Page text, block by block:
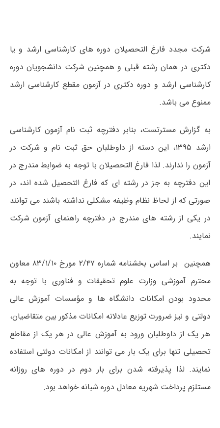
شرکت مجدد فارغ التحصیلان دوره های کارشناسی ارشد و یا
دکتری در همان رشته قبلی و همچنین شرکت دانشجویان دوره
کارشناسی ارشد و دوره دکتری در آزمون مقطع کارشناسی ارشد
ممنوع می باشد.
به گزارش مسترتست، بنابر دفترچه ثبت نام آزمون کارشناسی
ارشد ۱۳۹۵، این دسته از داوطلبان حق ثبت نام و شرکت در
آزمون را ندارند. لذا فارغ التحصیلان با توجه به ضوابط مندرج در
این دفترچه به جز در رشته ای که فارغ التحصیل شده اند، در
صورتی که از لحاظ نظام وظیفه مشکلی نداشته باشند می توانند
در یکی از رشته های مندرج در دفترچه راهنمای آزمون شرکت
نمایند.
همچنین بر اساس بخشنامه شماره ۲/۴۷ مورخ ۸۳/۱/۱۰ معاون
محترم آموزشی وزارت علوم تحقیقات و فناوری با توجه به
محدود بودن امکانات دانشگاه ها و مؤسسات آموزش عالی
دولتی و نیز ضرورت توزیع عادلانه امکانات مذکور بین متقاضیان،
هر یک از داوطلبان ورود به آموزش عالی در هر یک از مقاطع
تحصیلی تنها برای یک بار می توانند از امکانات دولتی استفاده
نمایند. لذا پذیرفته شدن برای بار دوم در دوره های روزانه
مستلزم پرداخت شهریه معادل دوره شبانه خواهد بود.